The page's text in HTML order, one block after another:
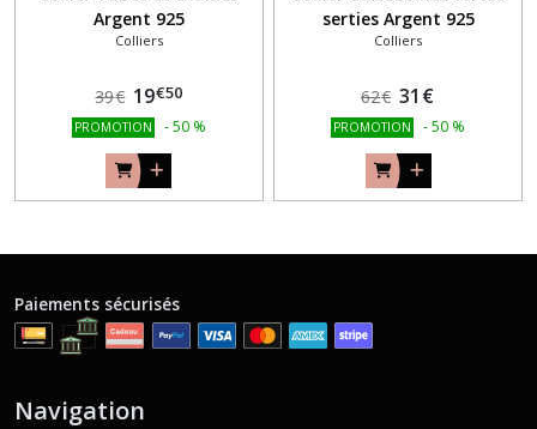
Argent 925
Colliers
39€ 19€50
PROMOTION -50 %
serties Argent 925
Colliers
62€ 31 €
PROMOTION -50 %
Paiements sécurisés
Navigation